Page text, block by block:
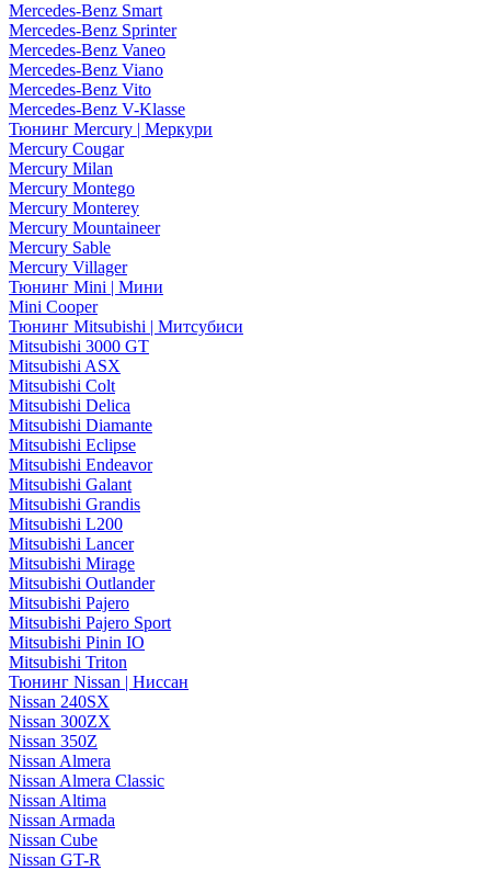
Mercedes-Benz Smart
Mercedes-Benz Sprinter
Mercedes-Benz Vaneo
Mercedes-Benz Viano
Mercedes-Benz Vito
Mercedes-Benz V-Klasse
Тюнинг Mercury | Меркури
Mercury Cougar
Mercury Milan
Mercury Montego
Mercury Monterey
Mercury Mountaineer
Mercury Sable
Mercury Villager
Тюнинг Mini | Мини
Mini Cooper
Тюнинг Mitsubishi | Митсубиси
Mitsubishi 3000 GT
Mitsubishi ASX
Mitsubishi Colt
Mitsubishi Delica
Mitsubishi Diamante
Mitsubishi Eclipse
Mitsubishi Endeavor
Mitsubishi Galant
Mitsubishi Grandis
Mitsubishi L200
Mitsubishi Lancer
Mitsubishi Mirage
Mitsubishi Outlander
Mitsubishi Pajero
Mitsubishi Pajero Sport
Mitsubishi Pinin IO
Mitsubishi Triton
Тюнинг Nissan | Ниссан
Nissan 240SX
Nissan 300ZX
Nissan 350Z
Nissan Almera
Nissan Almera Classic
Nissan Altima
Nissan Armada
Nissan Cube
Nissan GT-R